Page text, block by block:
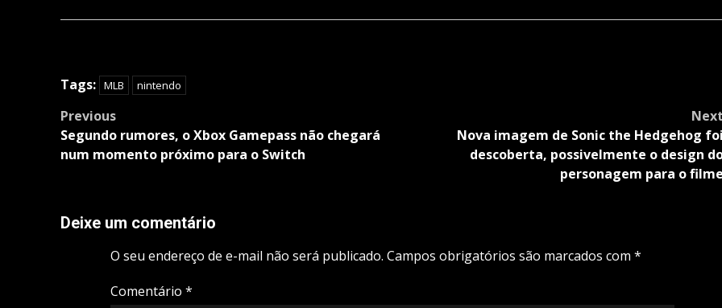
Tags: MLB nintendo
Post
navigation
Previous
Segundo rumores, o Xbox Gamepass não chegará
num momento próximo para o Switch
Next
Nova imagem de Sonic the Hedgehog foi
descoberta, possivelmente o design
personagem para o filme
Deixe um comentário
O seu endereço de e-mail não será publicado. Campos obrigatórios são marcados com *
Comentário *